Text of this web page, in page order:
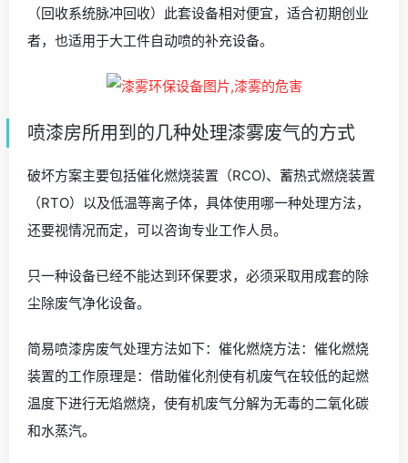
（回收系统脉冲回收）此套设备相对便宜，适合初期创业
者，也适用于大工件自动喷的补充设备。
喷漆房所用到的几种处理漆雾废气的方式
破坏方案主要包括催化燃烧装置（RCO)、蓄热式燃烧装置
（RTO）以及低温等离子体，具体使用哪一种处理方法，
还要视情况而定，可以咨询专业工作人员。
只一种设备已经不能达到环保要求，必须采取用成套的除
尘除废气净化设备。
简易喷漆房废气处理方法如下：催化燃烧方法：催化燃烧
装置的工作原理是：借助催化剂使有机废气在较低的起燃
温度下进行无焰燃烧，使有机废气分解为无毒的二氧化碳
和水蒸汽。